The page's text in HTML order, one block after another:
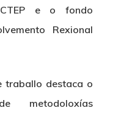
e o fondo
Rexional
traballo destaca o
metodoloxías